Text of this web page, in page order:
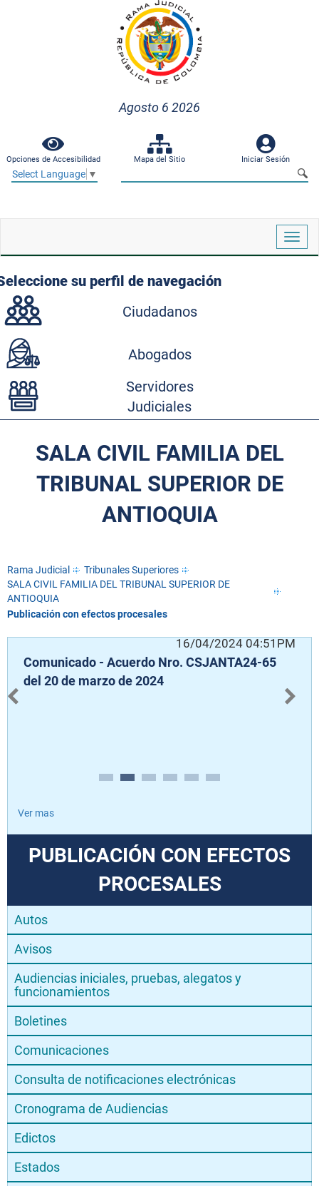
Agosto 6 2026
Opciones de Accesibilidad Mapa del Sitio Iniciar Sesión
Select Language ▼
su perfil de navegación
Ciudadanos
Abogados
Servidores
Judiciales
SALA CIVIL FAMILIA DEL
TRIBUNAL SUPERIOR DE
ANTIOQUIA
Rama Judicial
Tribunales Superiores
SALA CIVIL FAMILIA DEL TRIBUNAL SUPERIOR DE
ANTIOQUIA
Publicación con efectos procesales
16/04/2024 04:51PM
Comunicado - Acuerdo Nro. CSJANTA24-65
del 20 de marzo de 2024
Ver mas
PUBLICACIÓN CON EFECTOS
PROCESALES
Autos
Avisos
Audiencias iniciales, pruebas, alegatos y
funcionamientos
Boletines
Comunicaciones
Consulta de notificaciones electrónicas
Cronograma de Audiencias
Edictos
Estados